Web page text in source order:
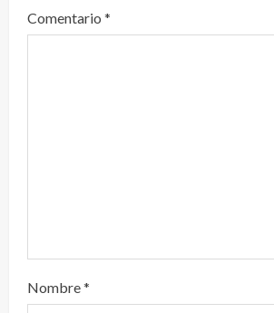
n
Comentario *
Nombre*